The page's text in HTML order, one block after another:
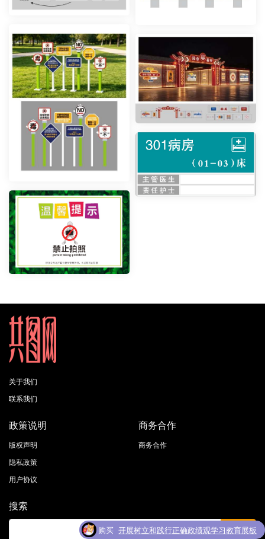
关于我们
联系我们
政策说明
版权声明
隐私政策
用户协议
商务合作
商务合作
搜索
购买 开展树立和践行正确政绩观学习教育展板